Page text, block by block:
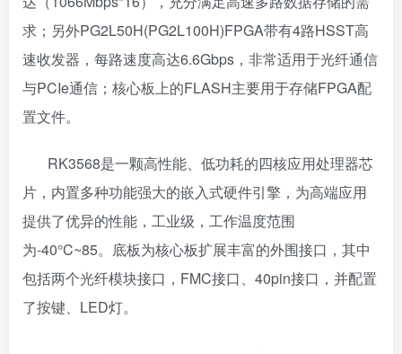
求；另外PG2L50H(PG2L100H)FPGA带有4路HSST高
速收发器，每路速度高达6.6Gbps，非常适用于光纤通信
与PCIe通信；核心板上的FLASH主要用于存储FPGA配
置文件。
RK3568是一颗高性能、低功耗的四核应用处理器芯
片，内置多种功能强大的嵌入式硬件引擎，为高端应用
提供了优异的性能，工业级，工作温度范围
为-40°C~85。底板为核心板扩展丰富的外围接口，其中
包括两个光纤模块接口，FMC接口、40pin接口，并配置
了按键、LED灯。